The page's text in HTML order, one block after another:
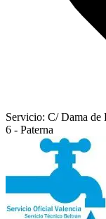
Servicio: C/ Dama de
6 - Paterna